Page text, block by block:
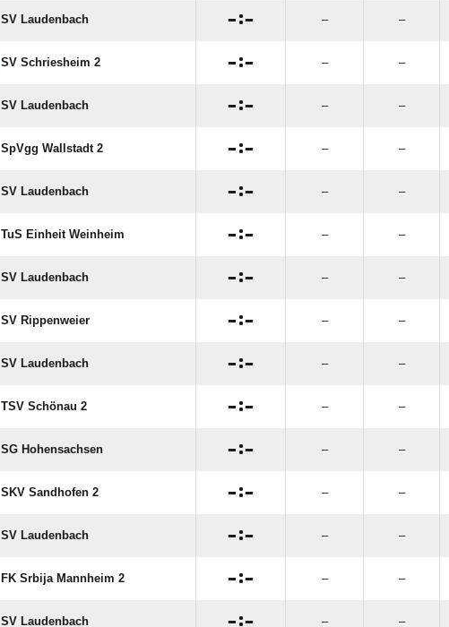
SV Laudenbach : – –
SV Schriesheim 2 : – –
SV Laudenbach : – –
SpVgg Wallstadt 2 : – –
SV Laudenbach : – –
TuS Einheit Weinheim : – –
SV Laudenbach : – –
SV Rippenweier : – –
SV Laudenbach : – –
TSV Schönau 2 : – –
SG Hohensachsen : – –
SKV Sandhofen 2 : – –
SV Laudenbach : – –
FK Srbija Mannheim 2 : – –
SV Laudenbach : – –